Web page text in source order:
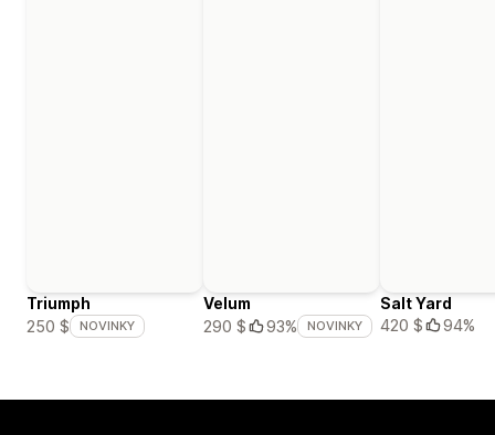
Triumph
250 $
NOVINKY
Velum
290 $
93% NOVINKY
Salt Yard
420 $
94%